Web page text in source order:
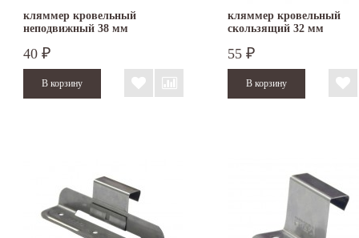
кляммер кровельный
неподвижный 38 мм
40 ₽
кляммер кровельный
скользящий 32 мм
55 ₽